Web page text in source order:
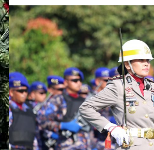
h
a
y
a
n
g
k
a
r
a
P
o
l
d